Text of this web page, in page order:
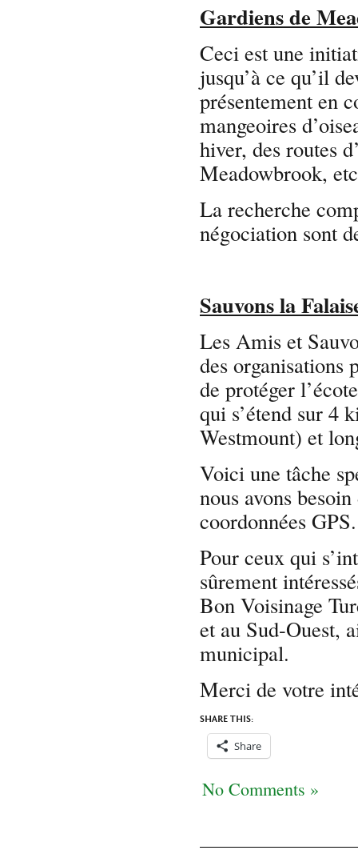
Gardiens de
Ceci est une
jusqu’à ce qu’il
présentement en
mangeoires
hiver, des routes
Meadowbrook,
La recherche
négociation sont
Sauvons la
Les Amis et
des organisations
de protéger
qui s’étend sur 4
Westmount) et
Voici une tâche
nous avons
coordonnées GPS.
Pour ceux qui
sûrement
Bon Voisinage
et au Sud-Ouest,
municipal.
Merci de votre
SHARE THIS:
Share
No Comments »